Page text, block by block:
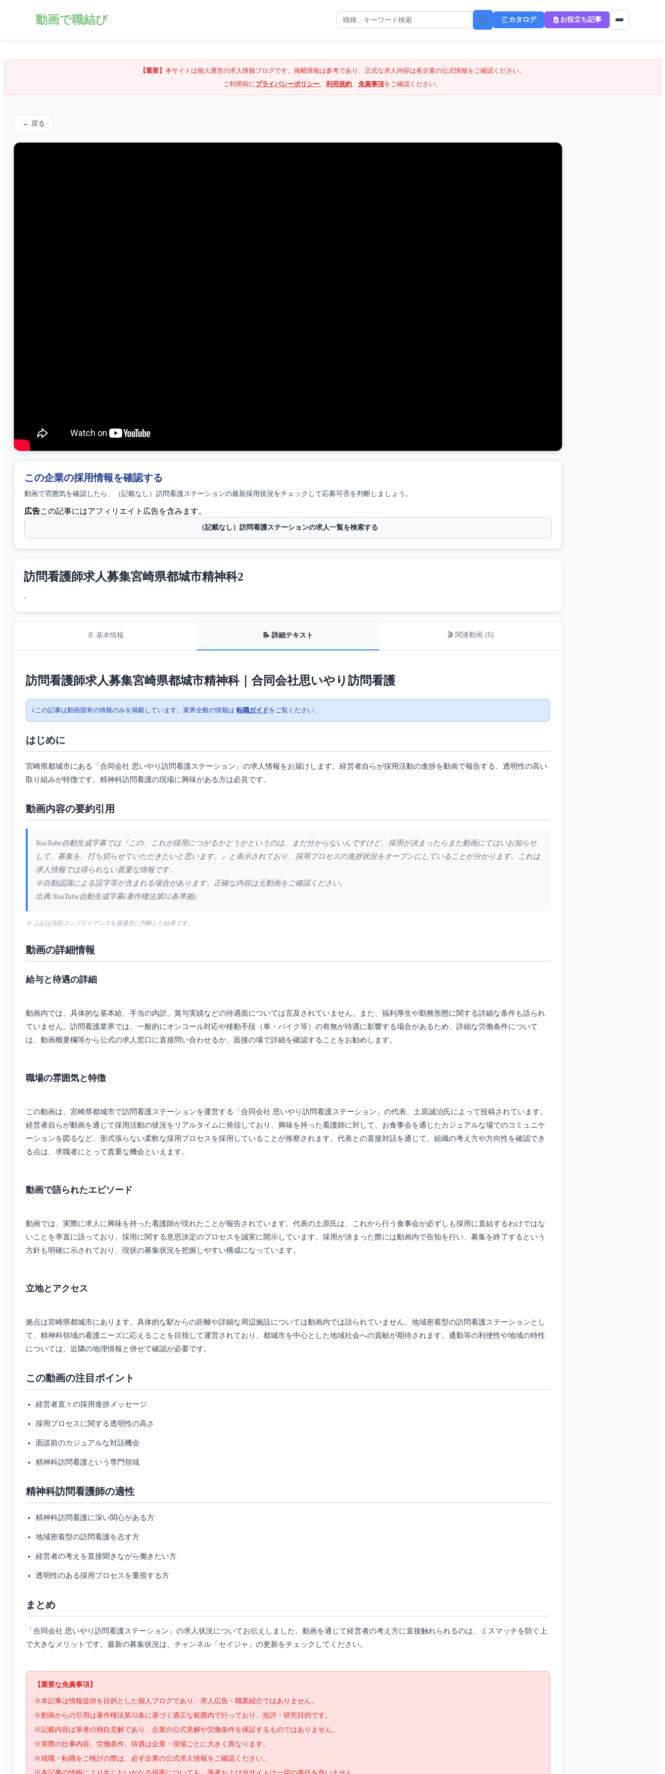
動画で職結び カタログ お役立ち記事
【重要】 本サイトは個人運営の求人情報ブログです。掲載情報は参考であり、正式な求人内容は各企業の公式情報をご確認ください。
ご利用前にプライバシーポリシー、 利用規約、 免責事項をご確認ください。
← 戻る
この企業の採用情報を確認する
動画で雰囲気を確認したら、 （記載なし）訪問看護ステーションの最新採用状況をチェックして応募可否を判断しましょう。
広告この記事にはアフィリエイト広告を含みます。
（記載なし）訪問看護ステーションの求人一覧を検索する
訪問看護師求人募集宮崎県都城市精神科2
-
📄 基本情報 📝 詳細テキスト 🎬 関連動画 (5)
訪問看護師求人募集宮崎県都城市精神科｜合同会社思いやり訪問看護
ℹ️ この記事は動画固有の情報のみを掲載しています。業界全般の情報は 転職ガイドをご覧ください。
はじめに
宮崎県都城市にある「合同会社 思いやり訪問看護ステーション」の求人情報をお届けします。経営者自らが採用活動の進捗を動画で報告する、透明性の高い
取り組みが特徴です。精神科訪問看護の現場に興味がある方は必見です。
動画内容の要約引用
YouTube自動生成字幕では『この、これが採用につがるかどうかというのは、まだ分からないんですけど、採用が決まったらまた動画にてはいお知らせ
して、募集を、打ち切らせていただきたいと思います。』と表示されており、採用プロセスの進捗状況をオープンにしていることが分かります。これは
求人情報では得られない貴重な情報です。
※自動認識による誤字等が含まれる場合があります。正確な内容は元動画をご確認ください。
出典:YouTube自動生成字幕(著作権法第32条準拠)
※ 上記は法的コンプライアンスを最優先に判断した結果です。
動画の詳細情報
給与と待遇の詳細
動画内では、具体的な基本給、手当の内訳、賞与実績などの待遇面については言及されていません。また、福利厚生や勤務形態に関する詳細な条件も語られ
ていません。訪問看護業界では、一般的にオンコール対応や移動手段（車・バイク等）の有無が待遇に影響する場合があるため、詳細な労働条件について
は、動画概要欄等から公式の求人窓口に直接問い合わせるか、面接の場で詳細を確認することをお勧めします。
職場の雰囲気と特徴
この動画は、宮崎県都城市で訪問看護ステーションを運営する「合同会社 思いやり訪問看護ステーション」の代表、土原誠治氏によって投稿されています。
経営者自らが動画を通じて採用活動の状況をリアルタイムに発信しており、興味を持った看護師に対して、お食事会を通じたカジュアルな場でのコミュニケ
ーションを図るなど、形式張らない柔軟な採用プロセスを採用していることが推察されます。代表との直接対話を通じて、組織の考え方や方向性を確認でき
る点は、求職者にとって貴重な機会といえます。
動画で語られたエピソード
動画では、実際に求人に興味を持った看護師が現れたことが報告されています。代表の土原氏は、これから行う食事会が必ずしも採用に直結するわけではな
いことを率直に語っており、採用に関する意思決定のプロセスを誠実に開示しています。採用が決まった際には動画内で告知を行い、募集を終了するという
方針も明確に示されており、現状の募集状況を把握しやすい構成になっています。
立地とアクセス
拠点は宮崎県都城市にあります。具体的な駅からの距離や詳細な周辺施設については動画内では語られていません。地域密着型の訪問看護ステーションとし
て、精神科領域の看護ニーズに応えることを目指して運営されており、都城市を中心とした地域社会への貢献が期待されます。通勤等の利便性や地域の特性
については、近隣の地理情報と併せて確認が必要です。
この動画の注目ポイント
経営者直々の採用進捗メッセージ
採用プロセスに関する透明性の高さ
面談前のカジュアルな対話機会
精神科訪問看護という専門領域
精神科訪問看護師の適性
精神科訪問看護に深い関心がある方
地域密着型の訪問看護を志す方
経営者の考えを直接聞きながら働きたい方
透明性のある採用プロセスを重視する方
まとめ
「合同会社 思いやり訪問看護ステーション」の求人状況についてお伝えしました。動画を通じて経営者の考え方に直接触れられるのは、ミスマッチを防ぐ上
で大きなメリットです。最新の募集状況は、チャンネル「セイジャ」の更新をチェックしてください。
【重要な免責事項】
※本記事は情報提供を目的とした個人ブログであり、求人広告・職業紹介ではありません。
※動画からの引用は著作権法第32条に基づく適正な範囲内で行っており、批評・研究目的です。
※記載内容は筆者の独自見解であり、企業の公式見解や労働条件を保証するものではありません。
※実際の仕事内容、労働条件、待遇は企業・現場ごとに大きく異なります。
※就職・転職をご検討の際は、必ず企業の公式求人情報をご確認ください。